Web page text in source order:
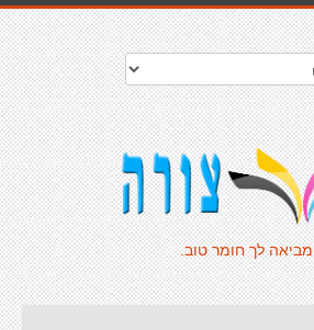
מביאה לך חומר טוב.